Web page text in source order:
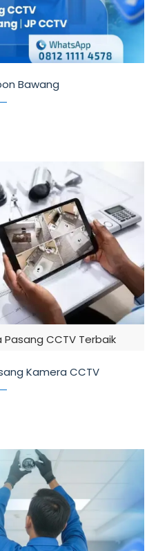
Bawang
Pasang CCTV Terbaik
Kamera CCTV